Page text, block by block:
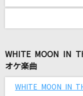
[生音]部屋
Again
WHITE MOON IN
オケ楽曲
WHITE MOON IN